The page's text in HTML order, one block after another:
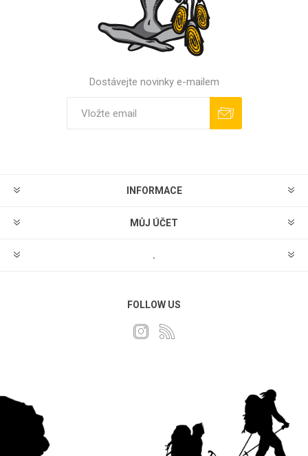
Dostávejte novinky e-mailem
INFORMACE
MŮJ ÚČET
.
FOLLOW US